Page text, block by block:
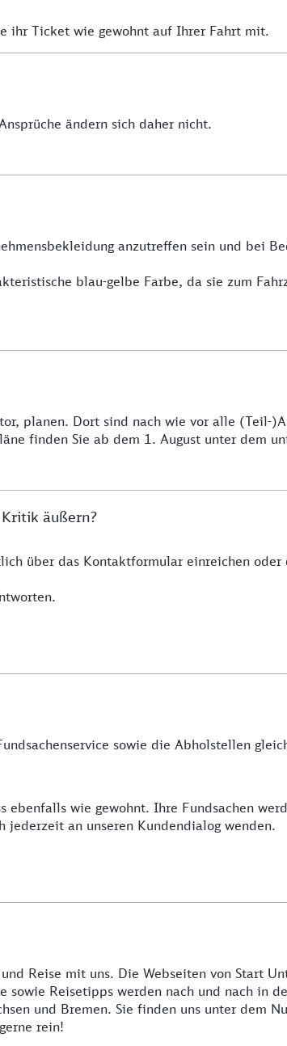
ihr Ticket wie gewohnt auf Ihrer Fahrt mit.
ändern sich daher nicht.
anzutreffen sein und bei
blau-gelbe Farbe, da sie zum
planen. Dort sind nach wie vor alle (Teil-
finden Sie ab dem 1. August unter dem
äußern?
über das Kontaktformular einreichen
sowie die Abholstellen
wie gewohnt. Ihre Fundsachen
jederzeit an unseren Kundendialog wenden.
Reise mit uns. Die Webseiten von Start
Reisetipps werden nach und nach in
und Bremen. Sie finden uns unter dem
rein!